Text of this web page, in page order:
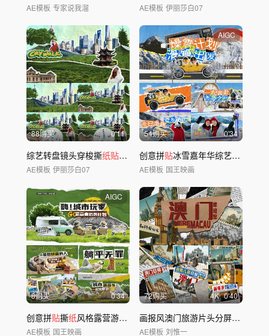
AE模板 专家说我溜 AE模板 伊丽莎白07
88购买 0'11
综艺转盘镜头穿梭撕纸贴纸 城市地标片头
AE模板 伊丽莎白07
AIGC
54购买 0'34
创意拼贴冰雪嘉年华综艺片头撕
AE模板 国王映画
AIGC
8购买 0'34
创意拼贴撕纸风格露营游玩旅行综艺 贴纸片头
AE模板 国王映画
72购买 4K 0'40
画报风澳门旅游片头分屏旅行快闪ae模板
AE模板 刘惟一